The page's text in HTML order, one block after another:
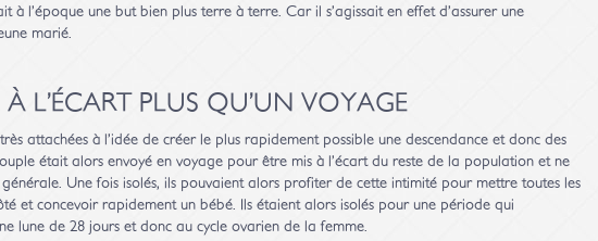
à l’époque une but bien plus terre à terre. Car il s’agissait en effet d’assurer une
marié.
À L’ÉCART PLUS QU’UN VOYAGE
attachées à l’idée de créer le plus rapidement possible une descendance et donc des
était alors envoyé en voyage pour être mis à l’écart du reste de la population et ne
Une fois isolés, ils pouvaient alors profiter de cette intimité pour mettre toutes les
et concevoir rapidement un bébé. Ils étaient alors isolés pour une période qui
lune de 28 jours et donc au cycle ovarien de la femme.